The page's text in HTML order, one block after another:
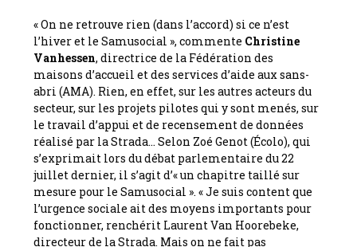
« On ne retrouve rien (dans l’accord) si ce n’est
l’hiver et le Samusocial », commente Christine
Vanhessen, directrice de la Fédération des
maisons d’accueil et des services d’aide aux sans-
abri (AMA). Rien, en effet, sur les autres acteurs du
secteur, sur les projets pilotes qui y sont menés, sur
le travail d’appui et de recensement de données
réalisé par la Strada… Selon Zoé Genot (Écolo), qui
s’exprimait lors du débat parlementaire du 22
juillet dernier, il s’agit d’« un chapitre taillé sur
mesure pour le Samusocial ». « Je suis content que
l’urgence sociale ait des moyens importants pour
fonctionner, renchérit Laurent Van Hoorebeke,
directeur de la Strada. Mais on ne fait pas